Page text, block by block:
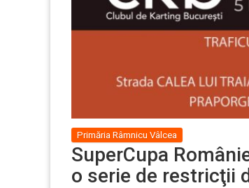
Primăria Râmnicu Vâlcea
SuperCupa
o serie de restricţii